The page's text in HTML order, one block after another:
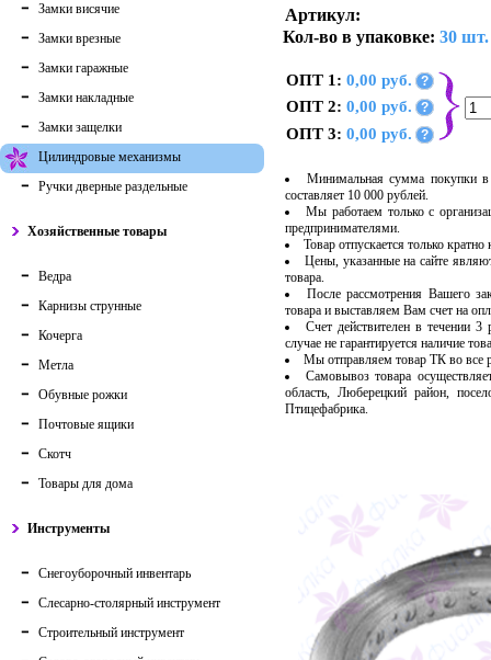
Замки висячие
Замки врезные
Замки гаражные
Замки накладные
Замки защелки
Цилиндровые механизмы
Ручки дверные раздельные
Хозяйственные товары
Ведра
Карнизы струнные
Кочерга
Метла
Обувные рожки
Почтовые ящики
Скотч
Товары для дома
Инструменты
Снегоуборочный инвентарь
Слесарно-столярный инструмент
Строительный инструмент
Артикул:
Кол-во в упаковке: 30 шт.
ОПТ 1: 0,00 руб. ?
ОПТ 2: 0,00 руб. ?
ОПТ 3: 0,00 руб. ?
Минимальная сумма покупки в
составляет 10 000 рублей.
Мы работаем только с
предпринимателями.
Товар отпускается только
Цены, указанные на сайте
товара.
После рассмотрения Вашего
товара и выставляем Вам счет на
Счет действителен в течении
случае не гарантируется наличие
Мы отправляем товар ТК во
Самовывоз товара
область, Люберецкий район,
Птицефабрика.